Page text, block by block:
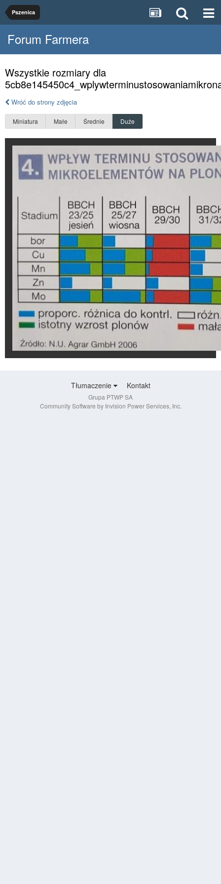
Pszenica
Forum Farmera
Wszystkie rozmiary dla
Wróć do strony zdjęcia
Miniatura Małe Średnie Duże
Tłumaczenie Kontakt
Grupa PTWP SA
Community Software by Invision Power Services, Inc.